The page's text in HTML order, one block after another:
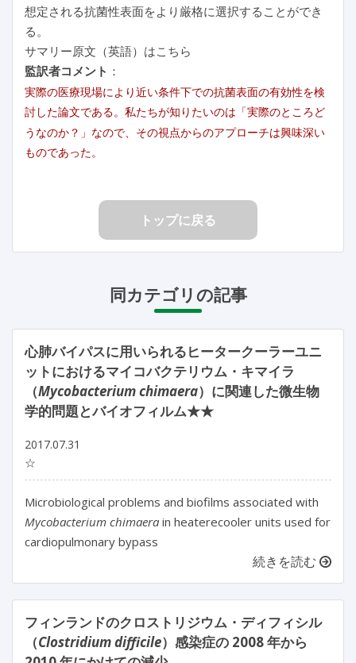
想定される抗菌性表面をより厳格に選択することができ
る。
サマリー原文（英語）はこちら
監訳者コメント ：
実際の医療現場により近い条件下での抗菌表面の有効性を検
討した論文である。私たちが知りたいのは「実際のところど
うなのか？」なので、その視点からのアプローチは興味深い
ものであった。
トップに戻る
同カテゴリの記事
心肺バイパスに用いられるヒータークーラーユニ
ットにおけるマイコバクテリウム・キマイラ
（Mycobacterium chimaera）に関連した微生物
学的問題とバイオフィルム★★
2017.07.31
☆
Microbiological problems and biofilms associated with
Mycobacterium chimaera in heaterecooler units used for
cardiopulmonary bypass
続きを読む
フィンランドのクロストリジウム・ディフィシル
（Clostridium difficile）感染症の 2008 年から